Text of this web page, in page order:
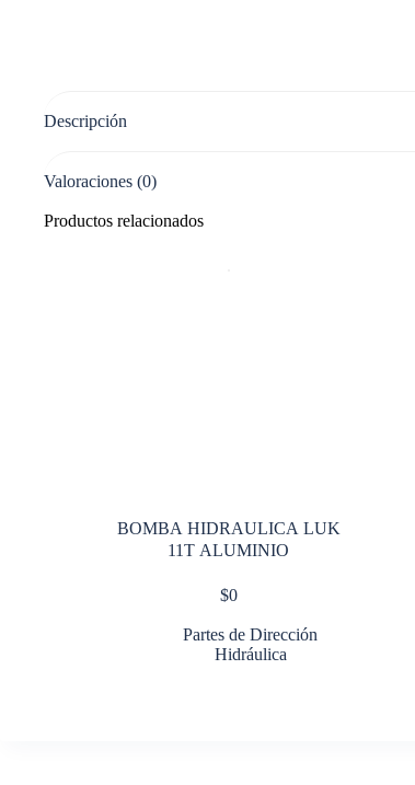
Descripción
Valoraciones (0)
Productos relacionados
BOMBA HIDRAULICA LUK
11T ALUMINIO
$0
Partes de Dirección
Hidráulica